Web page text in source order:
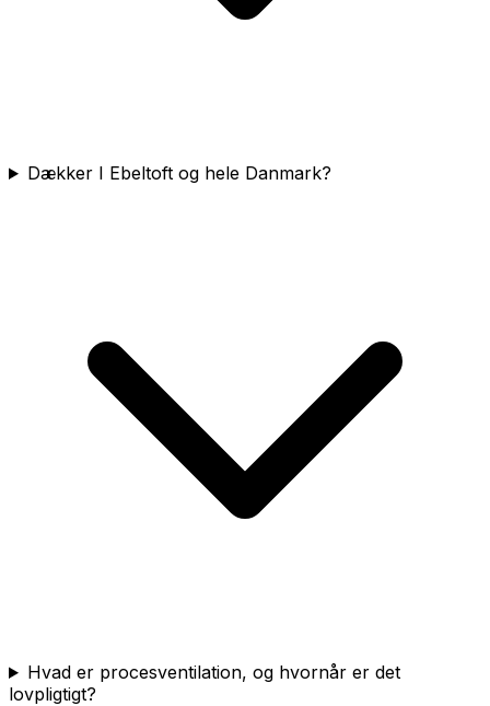
Dækker I Ebeltoft og hele Danmark?
Hvad er procesventilation, og hvornår er det
lovpligtigt?